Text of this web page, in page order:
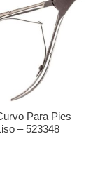
Para Pies
– 523348